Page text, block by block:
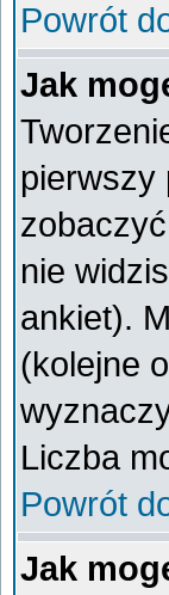
Powrót
Jak
pierwszy
nie
ankiet).
(kolejne
Liczba
Powrót
Jak